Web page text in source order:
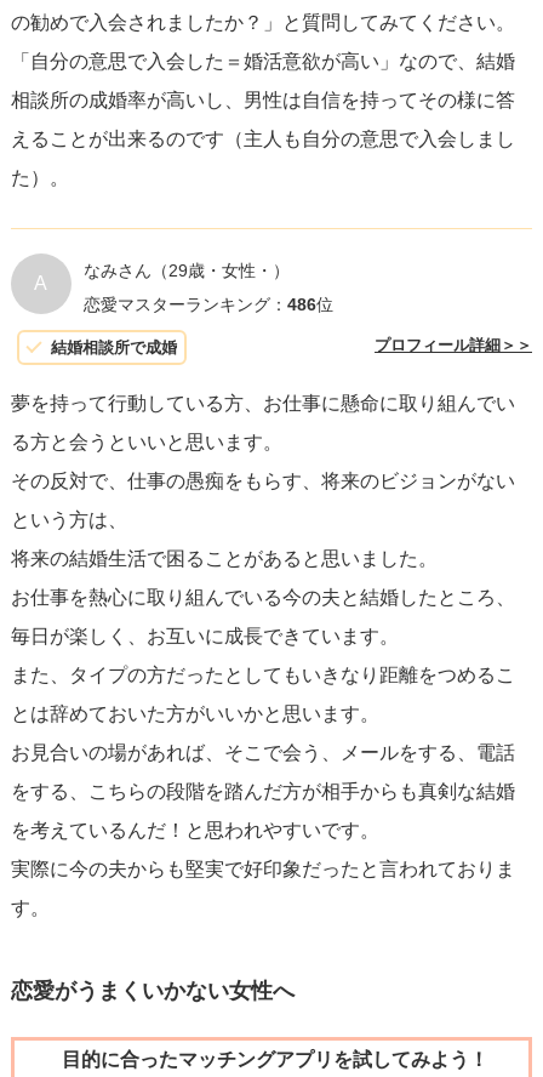
の勧めで入会されましたか？」と質問してみてください。
「自分の意思で入会した＝婚活意欲が高い」なので、結婚
相談所の成婚率が高いし、男性は自信を持ってその様に答
えることが出来るのです（主人も自分の意思で入会しまし
た）。
A
なみさん （29歳・女性・）
恋愛マスターランキング： 486位
結婚相談所で成婚 プロフィール詳細＞＞
夢を持って行動している方、お仕事に懸命に取り組んでい
る方と会うといいと思います。
その反対で、仕事の愚痴をもらす、将来のビジョンがない
という方は、
将来の結婚生活で困ることがあると思いました。
お仕事を熱心に取り組んでいる今の夫と結婚したところ、
毎日が楽しく、お互いに成長できています。
また、タイプの方だったとしてもいきなり距離をつめるこ
とは辞めておいた方がいいかと思います。
お見合いの場があれば、そこで会う、メールをする、電話
をする、こちらの段階を踏んだ方が相手からも真剣な結婚
を考えているんだ！と思われやすいです。
実際に今の夫からも堅実で好印象だったと言われておりま
す。
恋愛がうまくいかない女性へ
目的に合ったマッチングアプリを試してみよう！